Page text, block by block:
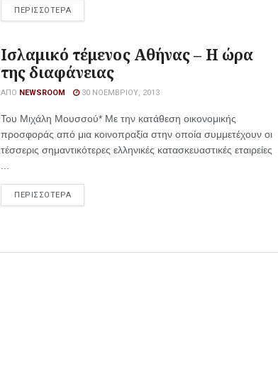
ΠΕΡΙΣΣΟΤΕΡΑ
Ισλαμικό τέμενος Αθήνας – Η ώρα
της διαφάνειας
ΑΠΌ NEWSROOM 30 ΝΟΕΜΒΡΊΟΥ, 2013
Του Μιχάλη Μουσσού* Με την κατάθεση οικονομικής
προσφοράς από μια κοινοπραξία στην οποία συμμετέχουν οι
τέσσερις σημαντικότερες ελληνικές κατασκευαστικές εταιρείες
ΠΕΡΙΣΣΟΤΕΡΑ